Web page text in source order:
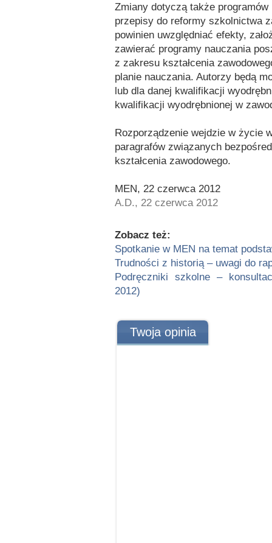
Zmiany dotyczą także
przepisy do reformy szkolnictwa
powinien uwzględniać efekty,
zawierać programy nauczania
z zakresu kształcenia
planie nauczania. Autorzy będą
lub dla danej kwalifikacji
kwalifikacji wyodrębnionej w
Rozporządzenie wejdzie w życie
paragrafów związanych
kształcenia zawodowego.
MEN, 22 czerwca 2012
A.D., 22 czerwca 2012
Zobacz też:
Spotkanie w MEN na temat
Trudności z historią – uwagi do
Podręczniki szkolne –
2012)
Twoja opinia